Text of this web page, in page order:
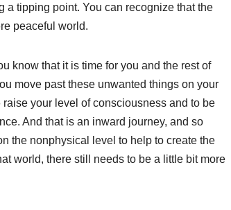
a tipping point. You can recognize that the
peaceful world.
know that it is time for you and the rest of
move past these unwanted things on your
your level of consciousness and to be
And that is an inward journey, and so
the nonphysical level to help to create the
world, there still needs to be a little bit more